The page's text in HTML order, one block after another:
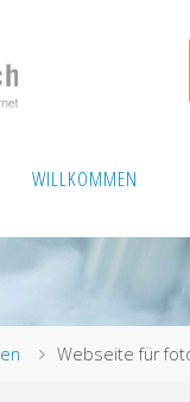
WILLKOMMEN
Webseite für